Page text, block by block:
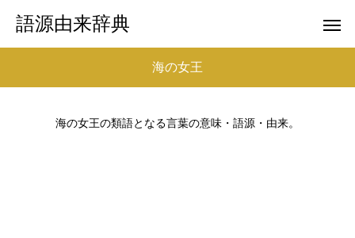
語源由来辞典
海の女王
海の女王の類語となる言葉の意味・語源・由来。